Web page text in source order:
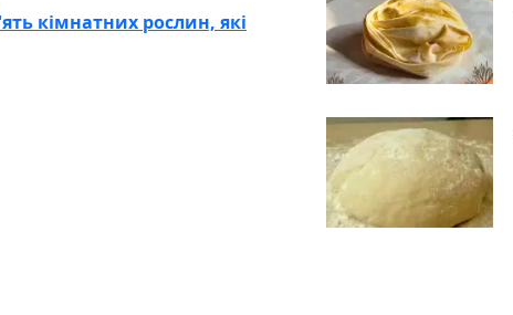
кімнатних рослин, які